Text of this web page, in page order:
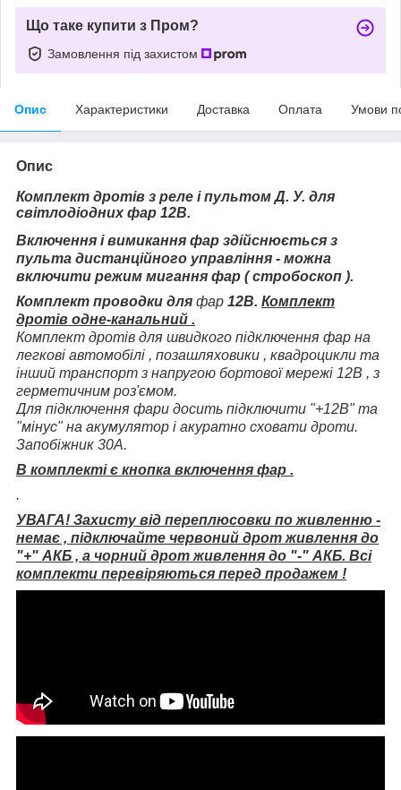
Що таке купити з Пром?
Замовлення під захистом
Опис Характеристики Доставка Оплата Умови
Опис
Комплект дротів з реле і пультом Д. У. для
світлодіодних фар 12В.
Включення і вимикання фар здійснюється з
пульта дистанційного управління - можна
включити режим мигання фар ( стробоскоп ).
Комплект проводки для фар 12В. Комплект
дротів одне-канальний .
Комплект дротів для швидкого підключення фар на
легкові автомобілі , позашляховики , квадроцикли та
інший транспорт з напругою бортової мережі 12В , з
герметичним роз'ємом.
Для підключення фари досить підключити "+12В" та
"мінус" на акумулятор і акуратно сховати дроти.
Запобіжник 30А.
В комплекті є кнопка включення фар .
.
УВАГА! Захисту від переплюсовки по живленню -
немає , підключайте червоний дрот живлення до
"+" АКБ , а чорний дрот живлення до "-" АКБ. Всі
комплекти перевіряються перед продажем !